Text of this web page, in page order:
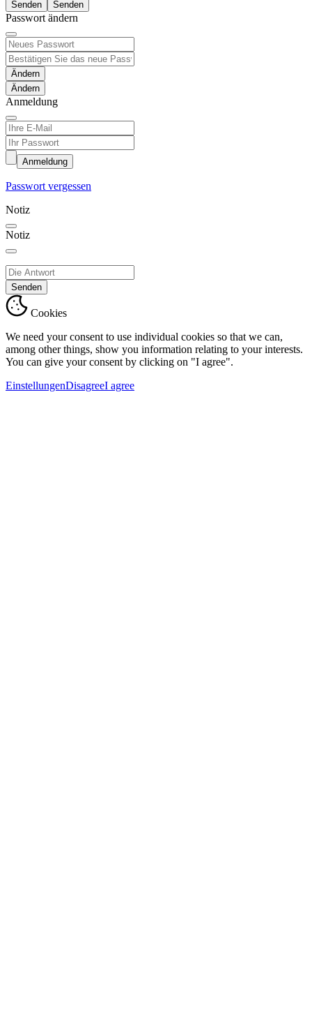
Senden
Passwort ändern
Ändern
Anmeldung
Anmeldung
Passwort vergessen
Notiz
Notiz
Senden
Cookies
We need your consent to use individual cookies so that we can,
among other things, show you information relating to your interests.
You can give your consent by clicking on "I agree".
EinstellungenDisagreeI agree